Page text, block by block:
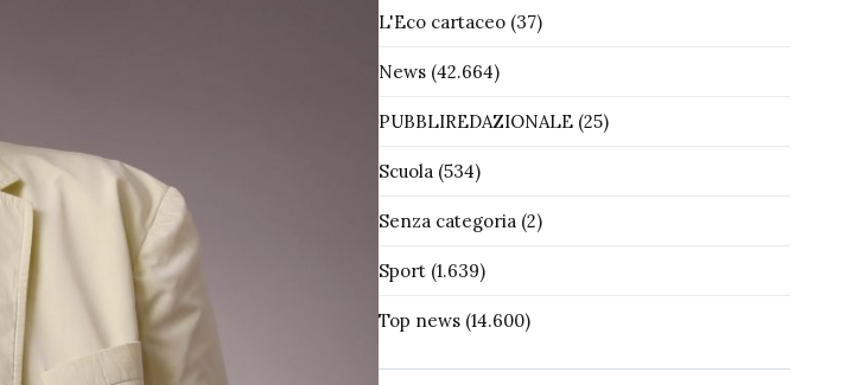
L'Eco cartaceo(37)
News(42.664)
PUBBLIREDAZIONALE(25)
Scuola(534)
Senza categoria(2)
Sport(1.639)
Top news(14.600)